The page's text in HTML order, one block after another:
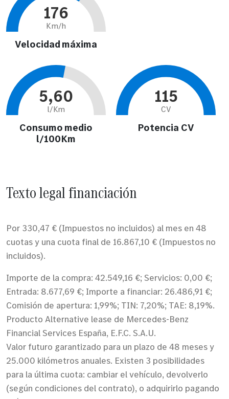
176
Km/h
Velocidad máxima
5,60
l/Km
Consumo medio
l/100Km
115
CV
Potencia CV
Texto legal financiación
Por 330,47 € (Impuestos no incluidos) al mes en 48
cuotas y una cuota final de 16.867,10 € (Impuestos no
incluidos).
Importe de la compra: 42.549,16 €; Servicios: 0,00 €;
Entrada: 8.677,69 €; Importe a financiar: 26.486,91 €;
Comisión de apertura: 1,99%; TIN: 7,20%; TAE: 8,19%.
Producto Alternative lease de Mercedes-Benz
Financial Services España, E.F.C. S.A.U.
Valor futuro garantizado para un plazo de 48 meses y
25.000 kilómetros anuales. Existen 3 posibilidades
para la última cuota: cambiar el vehículo, devolverlo
(según condiciones del contrato), o adquirirlo pagando